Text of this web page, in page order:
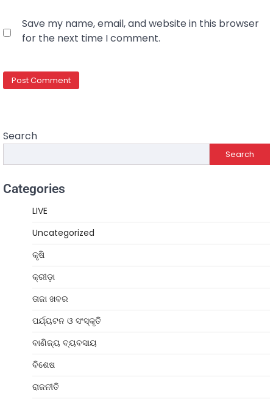
Save my name, email, and website in this browser
for the next time I comment.
Search
Search
Categories
LIVE
Uncategorized
କୃଷି
କ୍ରୀଡ଼ା
ତାଜା ଖବର
ପର୍ଯ୍ୟଟନ ଓ ସଂସ୍କୃତି
ବାଣିଜ୍ୟ ବ୍ୟବସାୟ
ବିଶେଷ
ରାଜନୀତି